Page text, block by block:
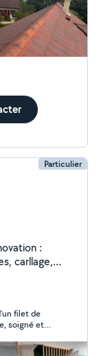
Particulier
:
carllage,
filet de
soigné et